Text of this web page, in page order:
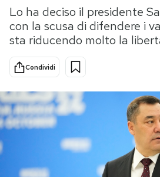
Tecnologia
Internet
Scienza
Cultura
Economia
Sport
PODCAST
Lo ha deciso il presidente
con la scusa di difendere i
sta riducendo molto la
Condividi